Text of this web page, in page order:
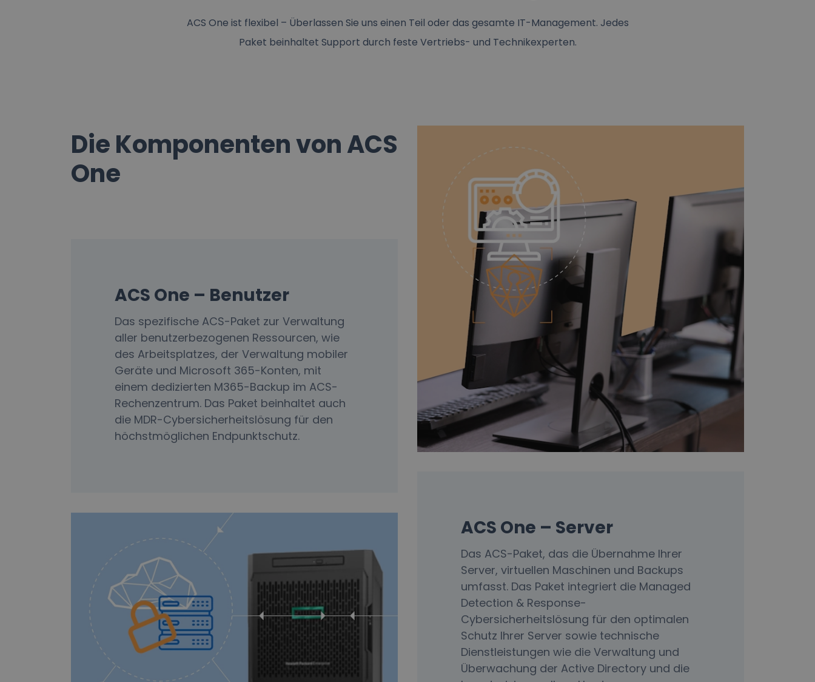
ACS One ist flexibel – Überlassen Sie uns einen Teil oder das gesamte IT-Management. Jedes
Paket beinhaltet Support durch feste Vertriebs- und Technikexperten.
Die Komponenten von ACS
One
ACS One – Benutzer
Das spezifische ACS-Paket zur Verwaltung
aller benutzerbezogenen Ressourcen, wie
des Arbeitsplatzes, der Verwaltung mobiler
Geräte und Microsoft 365-Konten, mit
einem dedizierten M365-Backup im ACS-
Rechenzentrum. Das Paket beinhaltet auch
die MDR-Cybersicherheitslösung für den
höchstmöglichen Endpunktschutz.
ACS One – Server
Das ACS-Paket, das die Übernahme Ihrer
Server, virtuellen Maschinen und Backups
umfasst. Das Paket integriert die Managed
Detection & Response-
Cybersicherheitslösung für den optimalen
Schutz Ihrer Server sowie technische
Dienstleistungen wie die Verwaltung und
Überwachung der Active Directory und die